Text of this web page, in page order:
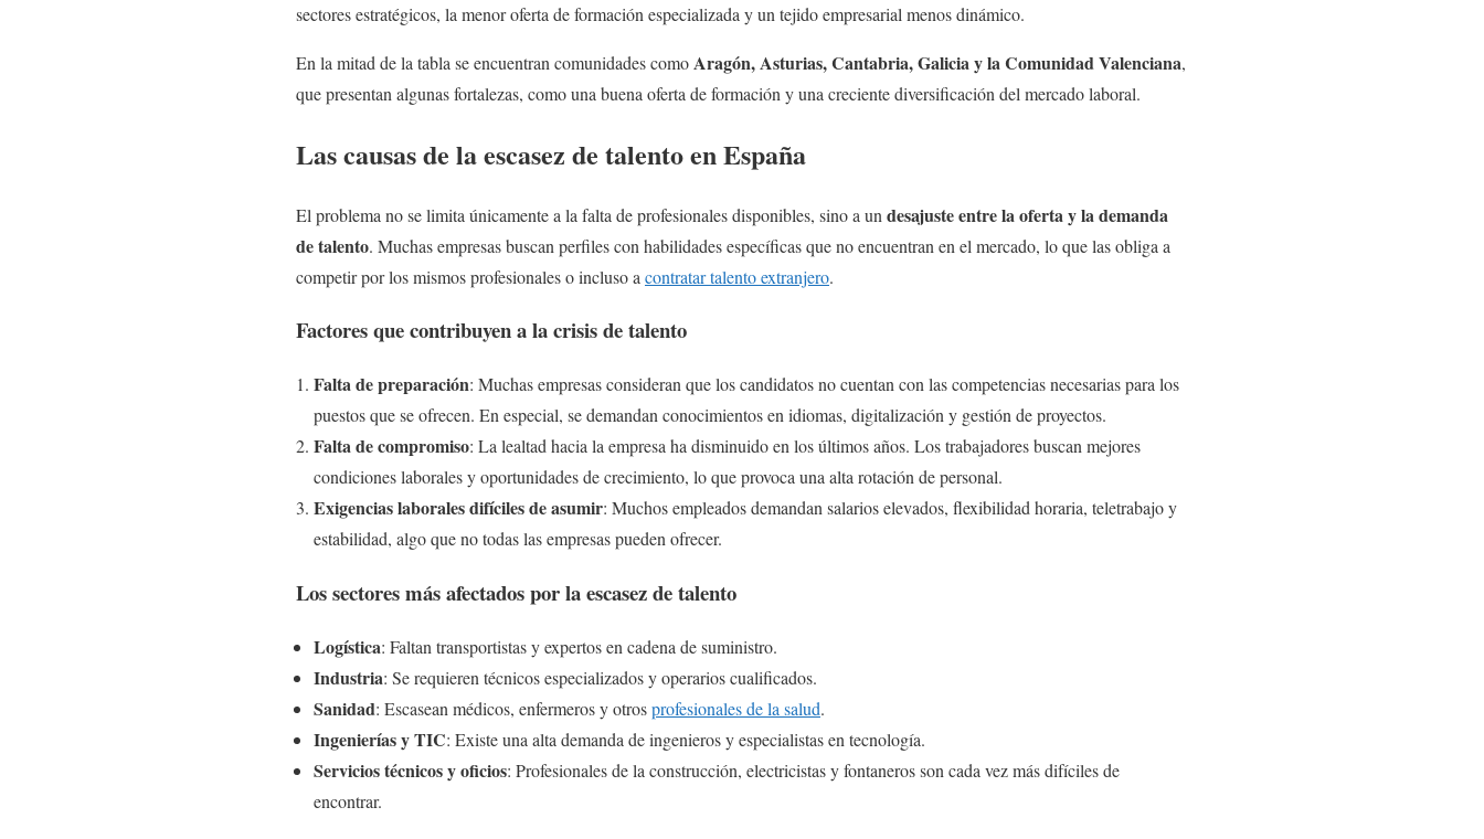
sectores estratégicos, la menor oferta de formación especializada y un tejido empresarial menos dinámico.
En la mitad de la tabla se encuentran comunidades comoAragón, Asturias, Cantabria, Galicia y la Comunidad Valenciana,
que presentan algunas fortalezas, como una buena oferta de formación y una creciente diversificación del mercado laboral.
Las causas de la escasez de talento en España
El problema no se limita únicamente a la falta de profesionales disponibles, sino a un desajuste entre la oferta y la demanda
de talento. Muchas empresas buscan perfiles con habilidades específicas que no encuentran en el mercado, lo que las obliga a
competir por los mismos profesionales o incluso a contratar talento extranjero.
Factores que contribuyen a la crisis de talento
Falta de preparación: Muchas empresas consideran que los candidatos no cuentan con las competencias necesarias para los
puestos que se ofrecen. En especial, se demandan conocimientos en idiomas, digitalización y gestión de proyectos.
Falta de compromiso: La lealtad hacia la empresa ha disminuido en los últimos años. Los trabajadores buscan mejores
condiciones laborales y oportunidades de crecimiento, lo que provoca una alta rotación de personal.
Exigencias laborales difíciles de asumir: Muchos empleados demandan salarios elevados, flexibilidad horaria, teletrabajo y
estabilidad, algo que no todas las empresas pueden ofrecer.
Los sectores más afectados por la escasez de talento
Logística: Faltan transportistas y expertos en cadena de suministro.
Industria: Se requieren técnicos especializados y operarios cualificados.
Sanidad: Escasean médicos, enfermeros y otrosprofesionales de la salud.
Ingenierías y TIC: Existe una alta demanda de ingenieros y especialistas en tecnología.
Servicios técnicos y oficios: Profesionales de la construcción, electricistas y fontaneros son cada vez más difíciles de
encontrar.